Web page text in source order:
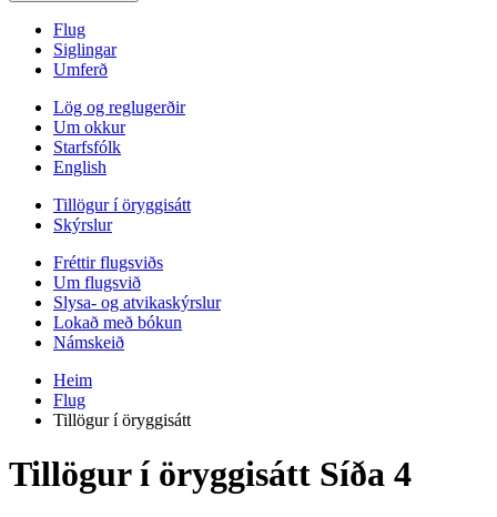
Flug
Siglingar
Umferð
Lög og reglugerðir
Um okkur
Starfsfólk
English
Tillögur í öryggisátt
Skýrslur
Fréttir flugsviðs
Um flugsvið
Slysa- og atvikaskýrslur
Lokað með bókun
Námskeið
Heim
Flug
Tillögur í öryggisátt
Tillögur í öryggisátt Síða 4